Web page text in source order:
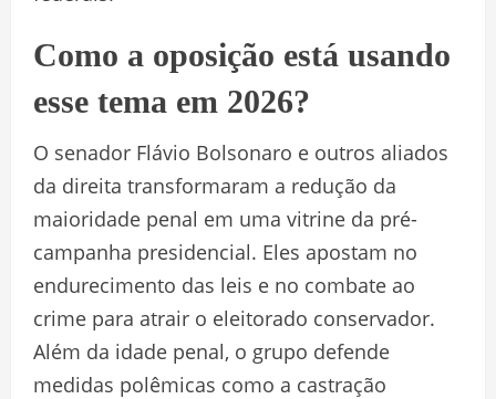
Como a oposição está usando
esse tema em 2026?
O senador Flávio Bolsonaro e outros aliados
da direita transformaram a redução da
maioridade penal em uma vitrine da pré-
campanha presidencial. Eles apostam no
endurecimento das leis e no combate ao
crime para atrair o eleitorado conservador.
Além da idade penal, o grupo defende
medidas polêmicas como a castração